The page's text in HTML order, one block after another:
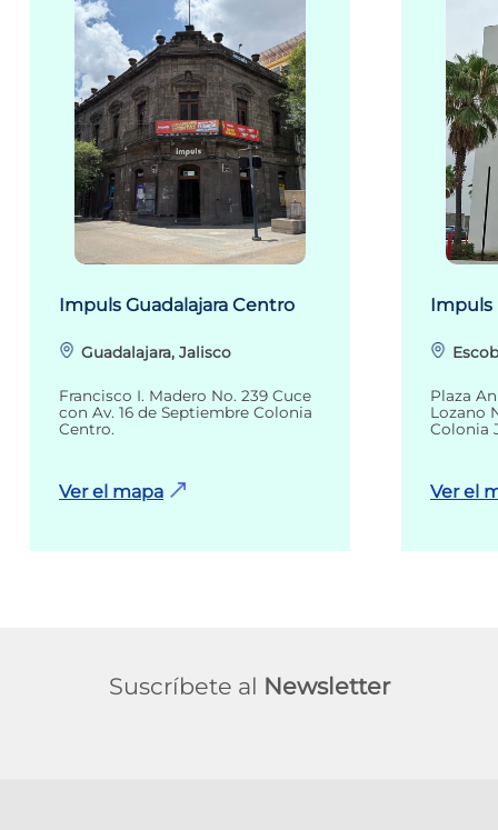
Impuls Guadalajara Centro
Guadalajara, Jalisco
Francisco I. Madero No. 239 Cuce
con Av. 16 de Septiembre Colonia
Centro.
Ver el mapa
Impuls
Plaza
Lozano
Colonia
Ver el
Suscríbete al Newsletter